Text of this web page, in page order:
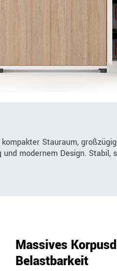
Stauraum,
modernem Design.
Massives
Belastbarkeit